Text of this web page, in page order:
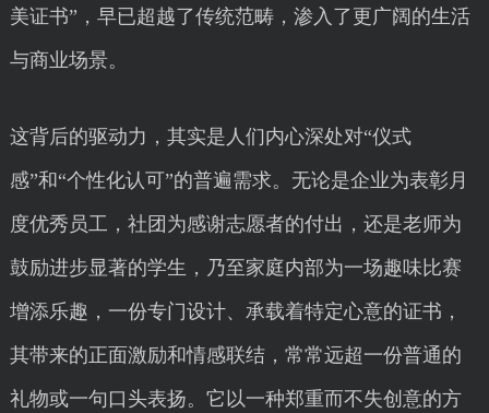
美证书”，早已超越了传统范畴，渗入了更广阔的生活
与商业场景。
这背后的驱动力，其实是人们内心深处对“仪式
感”和“个性化认可”的普遍需求。无论是企业为表彰月
度优秀员工，社团为感谢志愿者的付出，还是老师为
鼓励进步显著的学生，乃至家庭内部为一场趣味比赛
增添乐趣，一份专门设计、承载着特定心意的证书，
其带来的正面激励和情感联结，常常远超一份普通的
礼物或一句口头表扬。它以一种郑重而不失创意的方